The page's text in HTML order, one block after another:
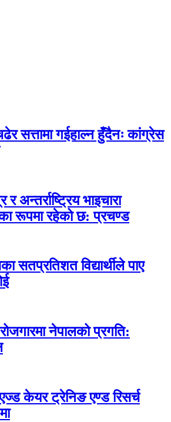
सत्तामा गईहाल्न हुँदैनः कांग्रेस
भाइचारा
रूपमा रहेको छ: प्रचण्ड
सतप्रतिशत विद्यार्थीले पाए
नेपालको प्रगति:
केयर ट्रेनिङ एण्ड रिसर्च